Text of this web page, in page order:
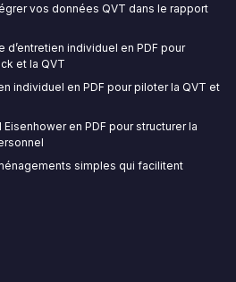
vos données QVT dans le rapport
d’entretien individuel en PDF pour
et la QVT
individuel en PDF pour piloter la QVT et
en PDF pour structurer la
simples qui facilitent